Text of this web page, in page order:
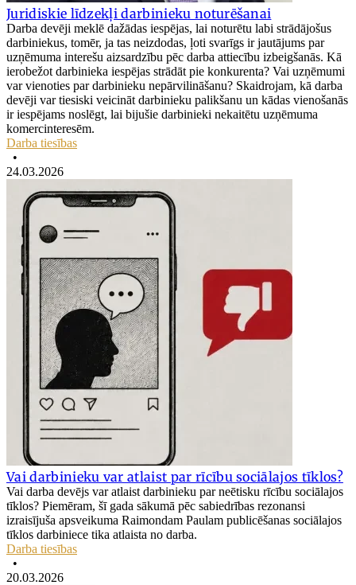
Juridiskie līdzekļi darbinieku noturēšanai
Darba devēji meklē dažādas iespējas, lai noturētu labi strādājošus
darbiniekus, tomēr, ja tas neizdodas, ļoti svarīgs ir jautājums par
uzņēmuma interešu aizsardzību pēc darba attiecību izbeigšanās. Kā
ierobežot darbinieka iespējas strādāt pie konkurenta? Vai uzņēmumi
var vienoties par darbinieku nepārvilināšanu? Skaidrojam, kā darba
devēji var tiesiski veicināt darbinieku palikšanu un kādas vienošanās
ir iespējams noslēgt, lai bijušie darbinieki nekaitētu uzņēmuma
komercinteresēm.
Darba tiesības
•
24.03.2026
Vai darbinieku var atlaist par rīcību sociālajos tīklos?
Vai darba devējs var atlaist darbinieku par neētisku rīcību sociālajos
tīklos? Piemēram, šī gada sākumā pēc sabiedrības rezonansi
izraisījuša apsveikuma Raimondam Paulam publicēšanas sociālajos
tīklos darbiniece tika atlaista no darba.
Darba tiesības
•
20.03.2026